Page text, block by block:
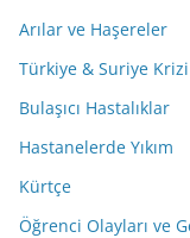
Arılar ve Haşereler
Türkiye & Suriye Krizi
Bulaşıcı Hastalıklar
Hastanelerde Yıkım
Kürtçe
Öğrenci Olayları ve